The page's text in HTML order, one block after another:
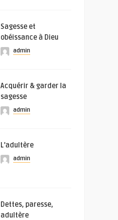
Sagesse et
obéissance à Dieu
admin
Acquérir & garder la
sagesse
admin
L’adultère
admin
Dettes, paresse,
adultère